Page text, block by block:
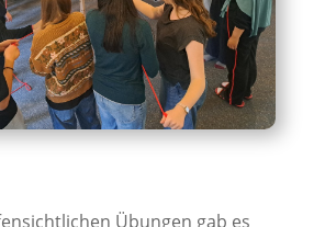
Übungen gab es